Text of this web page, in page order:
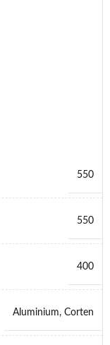
550
550
400
Aluminium, Corten